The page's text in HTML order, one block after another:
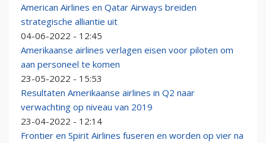
American Airlines en Qatar Airways breiden
strategische alliantie uit
04-06-2022 - 12:45
Amerikaanse airlines verlagen eisen voor piloten om
aan personeel te komen
23-05-2022 - 15:53
Resultaten Amerikaanse airlines in Q2 naar
verwachting op niveau van 2019
23-04-2022 - 12:14
Frontier en Spirit Airlines fuseren en worden op vier na